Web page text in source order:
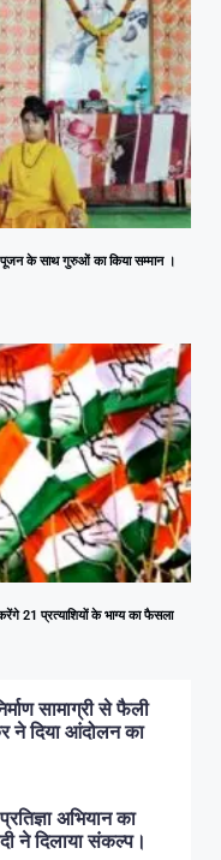
पूजन के साथ गुरुओं का किया सम्मान ।
21 प्रत्याशियों के भाग्य का फैसला
सामाग्री से फैली
ने दिया आंदोलन का
अभियान का
ने दिलाया संकल्प।